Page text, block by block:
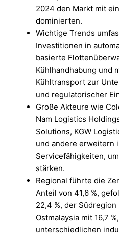
2024 den Markt mit
dominierten.
Wichtige Trends
Investitionen in
basierte
Kühlhandhabung und
Kühltransport zur
und regulatorischer
Große Akteure wie
Nam Logistics
Solutions, KGW
und andere erweitern
Servicefähigkeiten,
stärken.
Regional führte die
Anteil von 41,6 %,
22,4 %, der Südregion
Ostmalaysia mit 16,7
unterschiedlichen